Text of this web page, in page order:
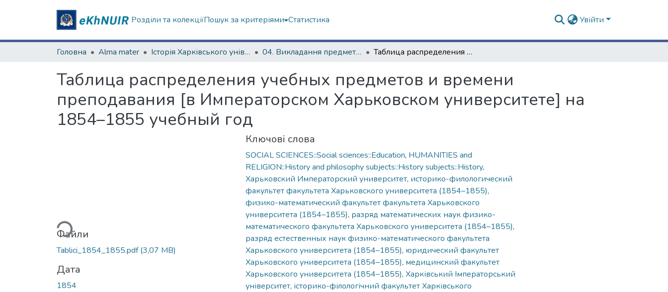
Розділи та колекціїПошук за критеріями Статистика Увійти
Головна Alma mater Історія Харківського університету 04. Викладання предметів у Імператорському Харківському університеті Таблица распределения учебных предметов и времени преподавания [в Императорском Харьковском университете] на 1854–1855 учебный год
Таблица распределения учебных предметов и времени
преподавания [в Императорском Харьковском университете] на
1854–1855 учебный год
Вантажиться...
Файли
Tablici_1854_1855.pdf(3,07 MB)
Дата
1854
Ключові слова
SOCIAL SCIENCES::Social sciences::Education, HUMANITIES and
RELIGION::History and philosophy subjects::History subjects::History,
Харьковский Императорский университет, историко-филологический
факультет факультета Харьковского университета (1854–1855),
физико-математический факультет факультета Харьковского
университета (1854–1855), разряд математических наук физико-
математического факультета Харьковского университета (1854–1855),
разряд естественных наук физико-математического факультета
Харьковского университета (1854–1855), юридический факультет
Харьковского университета (1854–1855), медицинский факультет
Харьковского университета (1854–1855), Харківський Імператорський
університет, історико-філологічний факультет Харківського